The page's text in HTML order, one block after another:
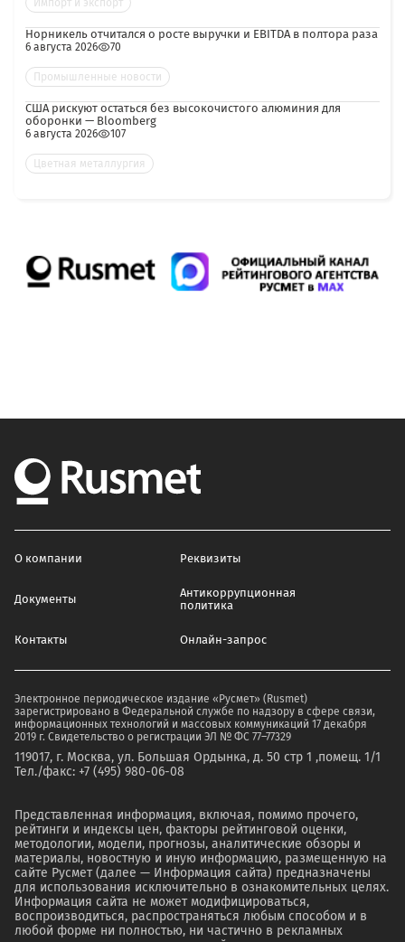
Импорт и экспорт
Норникель отчитался о росте выручки и EBITDA в полтора раза
6 августа 2026 70
Промышленные новости
США рискуют остаться без высокочистого алюминия для
оборонки — Bloomberg
6 августа 2026 107
Цветная металлургия
О компании Реквизиты
Документы
Антикоррупционная
политика
Контакты Онлайн-запрос
Электронное периодическое издание «Русмет» (Rusmet)
зарегистрировано в Федеральной службе по надзору в сфере связи,
информационных технологий и массовых коммуникаций 17 декабря
2019 г. Свидетельство о регистрации ЭЛ № ФС 77–77329
119017, г. Москва, ул. Большая Ордынка, д. 50 стр 1 ,помещ. 1/1
Тел./факс: +7 (495) 980-06-08
Представленная информация, включая, помимо прочего,
рейтинги и индексы цен, факторы рейтинговой оценки,
методологии, модели, прогнозы, аналитические обзоры и
материалы, новостную и иную информацию, размещенную на
сайте Русмет (далее — Информация сайта) предназначены
для использования исключительно в ознакомительных целях.
Информация сайта не может модифицироваться,
воспроизводиться, распространяться любым способом и в
любой форме ни полностью, ни частично в рекламных